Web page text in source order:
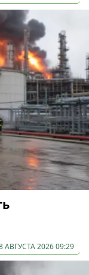
АВГУСТА 2026 09:29